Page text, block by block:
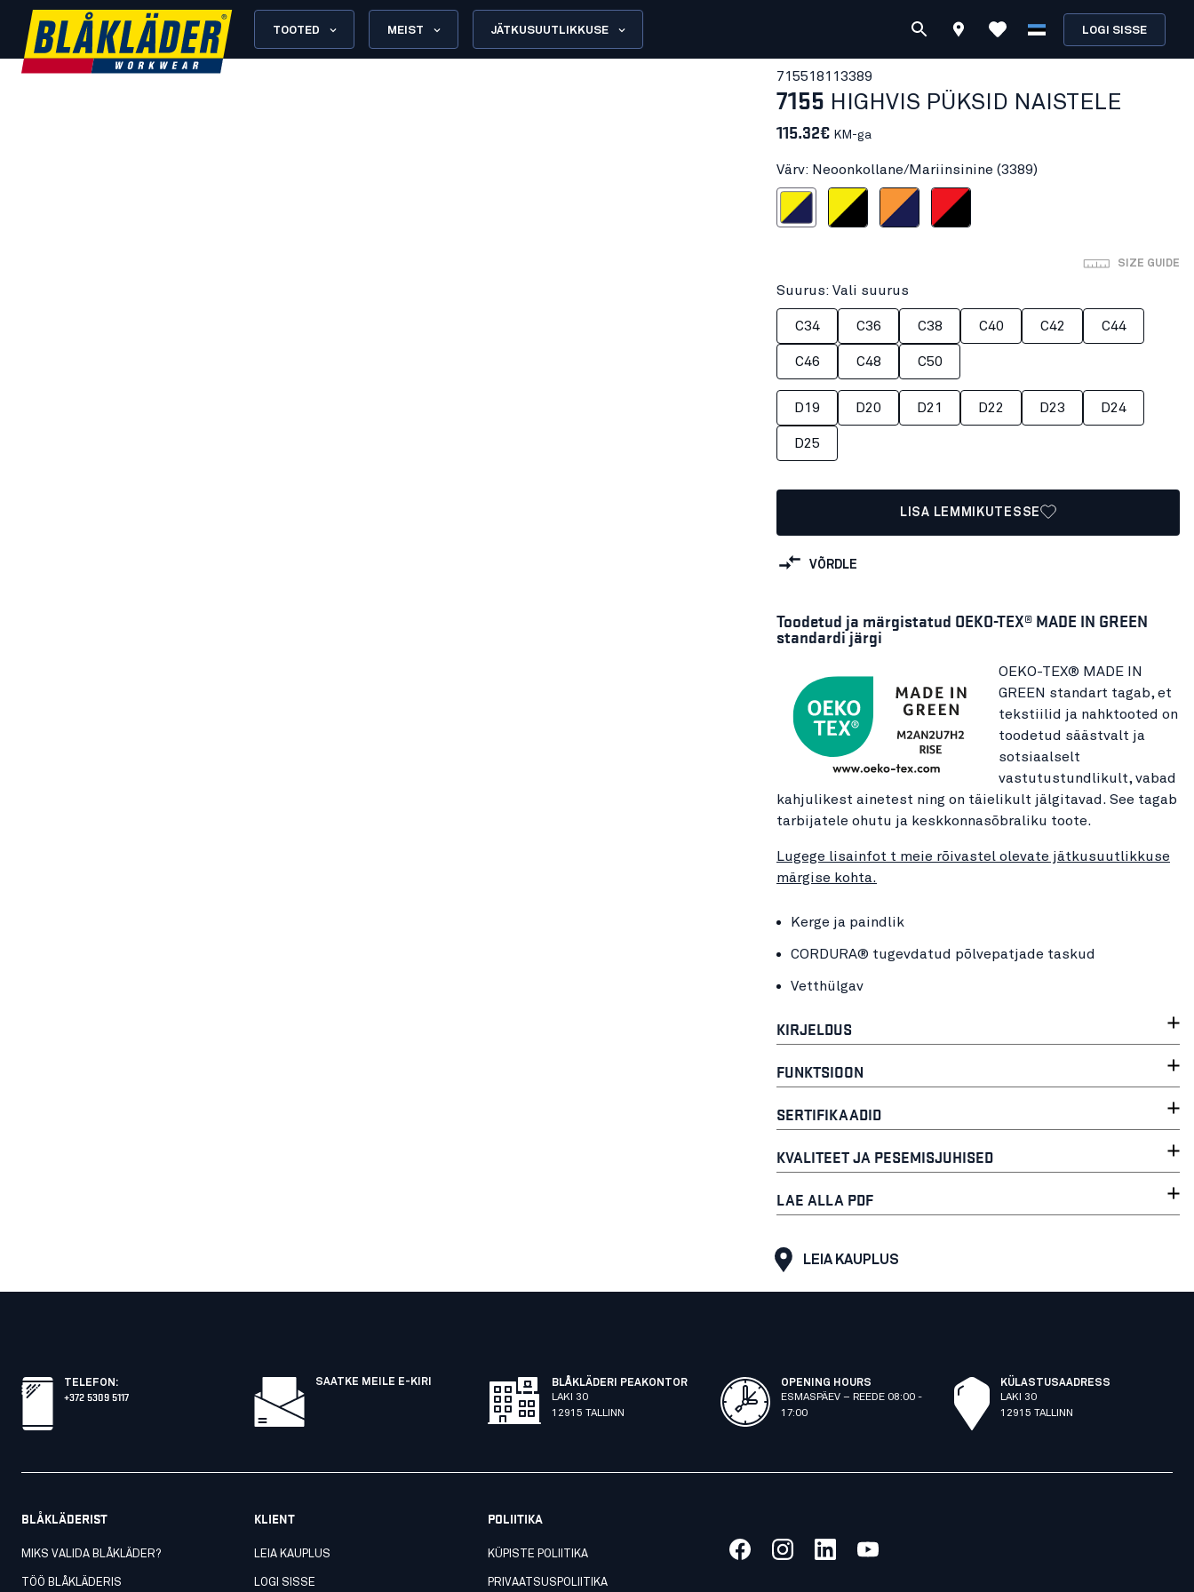
TOOTED MEIST JÄTKUSUUTLIKKUSE LOGI SISSE
71551811 3389
7155 HIGHVIS PÜKSID NAISTELE
115.32€ KM-ga
Värv: Neoonkollane/Mariinsinine (3389)
Neoonkollane/Mariinsinine
Neoonkollane/Must
Neoonoranž/Mariinsinine
Neoonpunane/Must
SIZE GUIDE
Suurus: Vali suurus
C34 C36 C38 C40 C42 C44
C46 C48 C50
D19 D20 D21 D22 D23 D24
D25
LISA LEMMIKUTESSE
VÕRDLE
Toodetud ja märgistatud OEKO-TEX® MADE IN GREEN
standardi järgi
OEKO-TEX® MADE IN
GREEN standart tagab, et
tekstiilid ja nahktooted on
toodetud säästvalt ja
sotsiaalselt
vastutustundlikult, vabad
kahjulikest ainetest ning on täielikult jälgitavad. See tagab
tarbijatele ohutu ja keskkonnasõbraliku toote.
Lugege lisainfot t meie rõivastel olevate jätkusuutlikkuse
märgise kohta.
Kerge ja paindlik
CORDURA® tugevdatud põlvepatjade taskud
Vetthülgav
KIRJELDUS
FUNKTSIOON
SERTIFIKAADID
KVALITEET JA PESEMISJUHISED
LAE ALLA PDF
LEIA KAUPLUS
TELEFON :
+372 5309 5117
SAATKE MEILE E-KIRI
BLÅKLÄDERI PEAKONTOR
LAKI 30
12915 TALLINN
OPENING HOURS
ESMASPÄEV – REEDE 08:00 -
17:00
KÜLASTUSAADRESS
LAKI 30
12915 TALLINN
BLÅKLÄDERIST
MIKS VALIDA BLÅKLÄDER?
TÖÖ BLÅKLÄDERIS
KLIENT
LEIA KAUPLUS
LOGI SISSE
POLIITIKA
KÜPISTE POLIITIKA
PRIVAATSUSPOLIITIKA